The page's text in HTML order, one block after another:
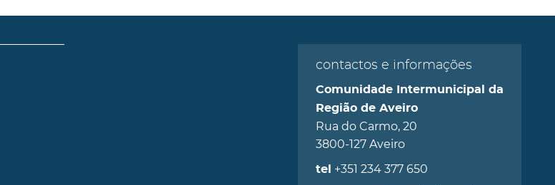
contactos e informações
Comunidade Intermunicipal da
Região de Aveiro
Rua do Carmo, 20
3800-127 Aveiro
tel +351 234 377 650